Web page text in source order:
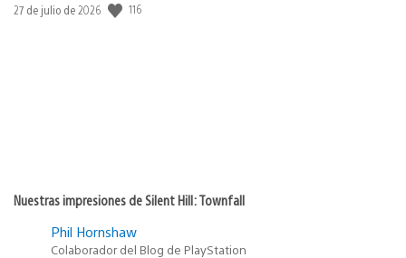
Fecha
27 de julio de 2026 116
Nuestras impresiones de Silent Hill: Townfall
Phil Hornshaw
Colaborador del Blog de PlayStation